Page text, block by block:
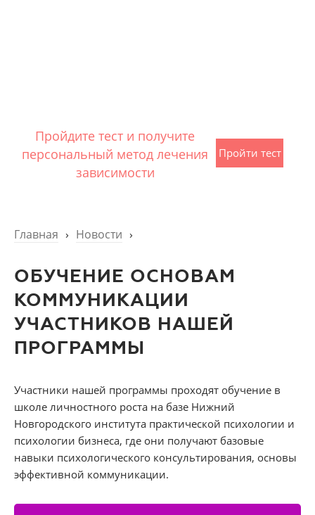
Пройдите тест и получите
персональный метод лечения
зависимости
Пройти тест
Главная › Новости ›
ОБУЧЕНИЕ ОСНОВАМ
КОММУНИКАЦИИ
УЧАСТНИКОВ НАШЕЙ
ПРОГРАММЫ
Участники нашей программы проходят обучение в
школе личностного роста на базе Нижний
Новгородского института практической психологии и
психологии бизнеса, где они получают базовые
навыки психологического консультирования, основы
эффективной коммуникации.